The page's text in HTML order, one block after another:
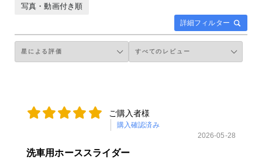
詳細フィルター
写真・動画付き順
ご購入者様
購入確認済み
2026-05-28
洗車用ホーススライダー